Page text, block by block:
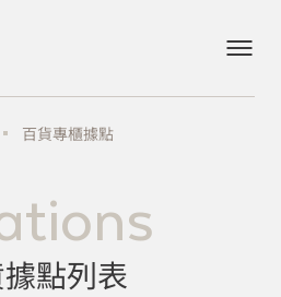
百貨專櫃據點
點列表